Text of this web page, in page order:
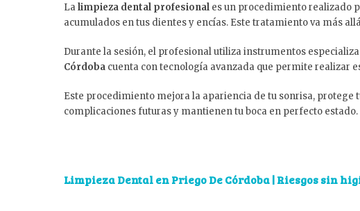
Lalimpieza dental profesional es un procedimiento realizado
acumulados en tus dientes y encías. Este tratamiento va más
Durante la sesión, el profesional utiliza instrumentos
Córdoba cuenta con tecnología avanzada que permite realizar
Este procedimiento mejora la apariencia de tu sonrisa, protege
complicaciones futuras y mantienen tu boca en perfecto estado.
Limpieza Dental en Priego De Córdoba | Riesgos sin